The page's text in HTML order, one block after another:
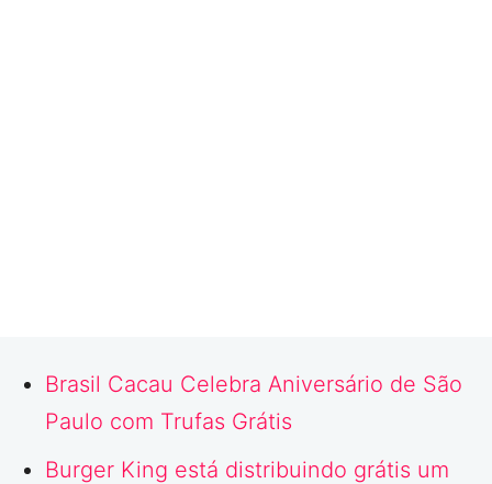
Brasil Cacau Celebra Aniversário de São
Paulo com Trufas Grátis
Burger King está distribuindo grátis um